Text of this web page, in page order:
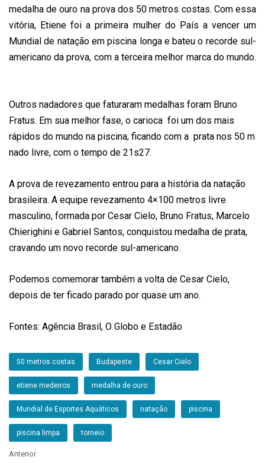
medalha de ouro na prova dos 50 metros costas. Com essa
vitória, Etiene foi a primeira mulher do País a vencer um
Mundial de natação em piscina longa e bateu o recorde sul-
americano da prova, com a terceira melhor marca do mundo.
Outros nadadores que faturaram medalhas foram Bruno
Fratus. Em sua melhor fase, o carioca foi um dos mais
rápidos do mundo na piscina, ficando com a prata nos 50 m
nado livre, com o tempo de 21s27.
A prova de revezamento entrou para a história da natação
brasileira. A equipe revezamento 4×100 metros livre
masculino, formada por Cesar Cielo, Bruno Fratus, Marcelo
Chierighini e Gabriel Santos, conquistou medalha de prata,
cravando um novo recorde sul-americano.
Podemos comemorar também a volta de Cesar Cielo,
depois de ter ficado parado por quase um ano.
Fontes: Agência Brasil, O Globo e Estadão
50 metros costas Budapeste Cesar Cielo
etiene medeiros medalha de ouro
Mundial de Esportes Aquáticos natação piscina
piscina limpa torneio
Anterior